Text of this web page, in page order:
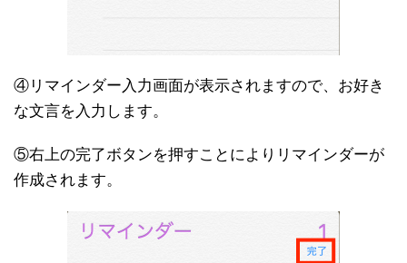
④リマインダー入力画面が表示されますので、お好き
な文言を入力します。
⑤右上の完了ボタンを押すことによりリマインダーが
作成されます。